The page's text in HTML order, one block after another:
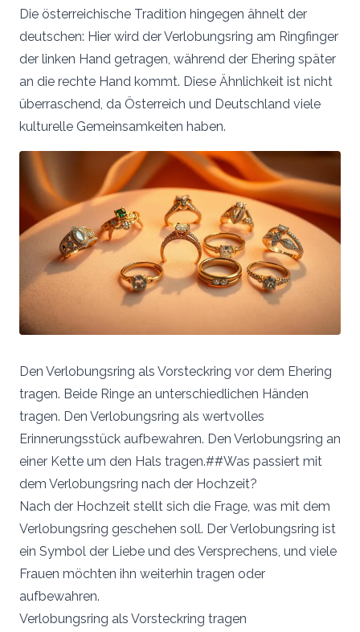
Die österreichische Tradition hingegen ähnelt der
deutschen: Hier wird der Verlobungsring am Ringfinger
der linken Hand getragen, während der Ehering später
an die rechte Hand kommt. Diese Ähnlichkeit ist nicht
überraschend, da Österreich und Deutschland viele
kulturelle Gemeinsamkeiten haben.
Den Verlobungsring als Vorsteckring vor dem Ehering
tragen. Beide Ringe an unterschiedlichen Händen
tragen. Den Verlobungsring als wertvolles
Erinnerungsstück aufbewahren. Den Verlobungsring an
einer Kette um den Hals tragen.##Was passiert mit
dem Verlobungsring nach der Hochzeit?
Nach der Hochzeit stellt sich die Frage, was mit dem
Verlobungsring geschehen soll. Der Verlobungsring ist
ein Symbol der Liebe und des Versprechens, und viele
Frauen möchten ihn weiterhin tragen oder
aufbewahren.
Verlobungsring als Vorsteckring tragen